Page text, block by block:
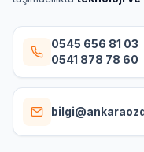
0545 656 81 03
0541 878 78 60